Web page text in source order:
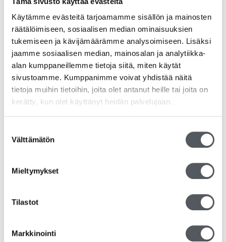
Käytämme evästeitä tarjoamamme sisällön ja mainosten
räätälöimiseen, sosiaalisen median ominaisuuksien
tukemiseen ja kävijämäärämme analysoimiseen. Lisäksi
jaamme sosiaalisen median, mainosalan ja analytiikka-
alan kumppaneillemme tietoja siitä, miten käytät
sivustoamme. Kumppanimme voivat yhdistää näitä
tietoja muihin tietoihin, joita olet antanut heille tai joita on
kerätty, kun olet käyttänyt heidän palvelujaan.
valinta
Välttämätön
Mieltymykset
Tilastot
Markkinointi
Lisää ostoskoriin